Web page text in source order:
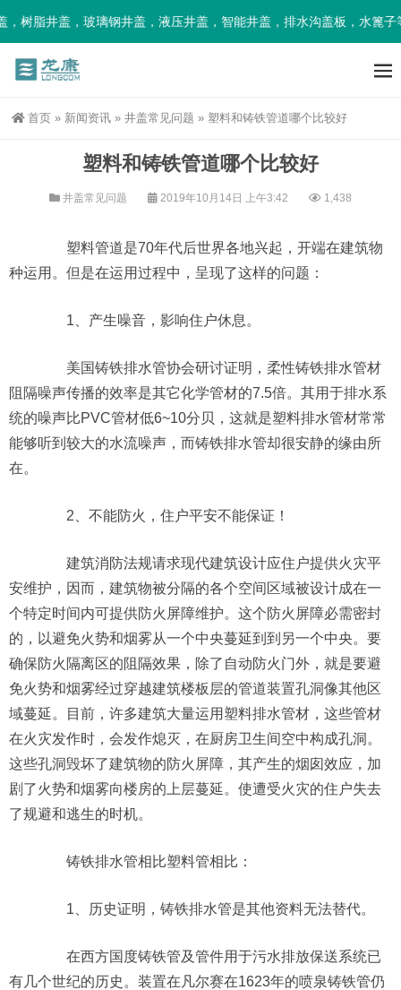
脂井盖，玻璃钢井盖，液压井盖，智能井盖，排水沟盖板，水篦子等
首页 » 新闻资讯 » 井盖常见问题 » 塑料和铸铁管道哪个比较好
塑料和铸铁管道哪个比较好
井盖常见问题 2019年10月14日 上午3:42 1,438
塑料管道是70年代后世界各地兴起，开端在建筑物
种运用。但是在运用过程中，呈现了这样的问题：
1、产生噪音，影响住户休息。
美国铸铁排水管协会研讨证明，柔性铸铁排水管材
阻隔噪声传播的效率是其它化学管材的7.5倍。其用于排水系
统的噪声比PVC管材低6~10分贝，这就是塑料排水管材常常
能够听到较大的水流噪声，而铸铁排水管却很安静的缘由所
在。
2、不能防火，住户平安不能保证！
建筑消防法规请求现代建筑设计应住户提供火灾平
安维护，因而，建筑物被分隔的各个空间区域被设计成在一
个特定时间内可提供防火屏障维护。这个防火屏障必需密封
的，以避免火势和烟雾从一个中央蔓延到到另一个中央。要
确保防火隔离区的阻隔效果，除了自动防火门外，就是要避
免火势和烟雾经过穿越建筑楼板层的管道装置孔洞像其他区
域蔓延。目前，许多建筑大量运用塑料排水管材，这些管材
在火灾发作时，会发作熄灭，在厨房卫生间空中构成孔洞。
这些孔洞毁坏了建筑物的防火屏障，其产生的烟囱效应，加
剧了火势和烟雾向楼房的上层蔓延。使遭受火灾的住户失去
了规避和逃生的时机。
铸铁排水管相比塑料管相比：
1、历史证明，铸铁排水管是其他资料无法替代。
在西方国度铸铁管及管件用于污水排放保送系统已
有几个世纪的历史。装置在凡尔赛在1623年的喷泉铸铁管仍